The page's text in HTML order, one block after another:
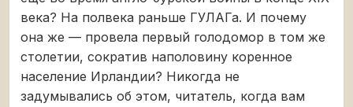
века? На полвека раньше ГУЛАГа. И почему
она же — провела первый голодомор в том же
столетии, сократив наполовину коренное
население Ирландии? Никогда не
задумывались об этом, читатель, когда вам